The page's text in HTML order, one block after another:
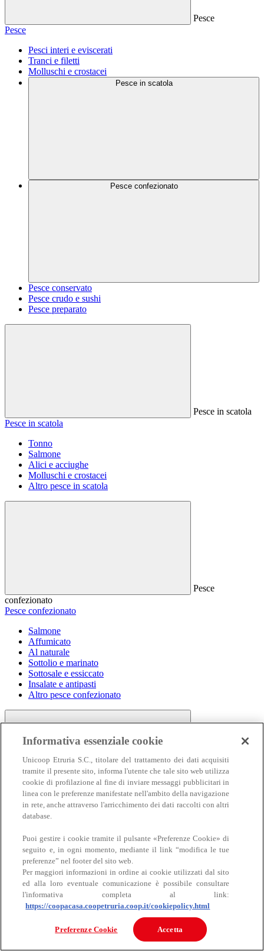
Pesce
Pesce
Pesci interi e eviscerati
Tranci e filetti
Molluschi e crostacei
Pesce in scatola
Pesce confezionato
Pesce conservato
Pesce crudo e sushi
Pesce preparato
Pesce in scatola
Pesce in scatola
Tonno
Salmone
Alici e acciughe
Molluschi e crostacei
Altro pesce in scatola
Pesce
confezionato
Pesce confezionato
Salmone
Affumicato
Al naturale
Sottolio e marinato
Sottosale e essiccato
Insalate e antipasti
Altro pesce confezionato
Carne
Carne
Bovino
Informativa essenziale cookie
Unicoop Etruria S.C., titolare del trattamento dei dati acquisiti
tramite il presente sito, informa l'utente che tale sito web utilizza
cookie di profilazione al fine di inviare messaggi pubblicitari in
linea con le preferenze manifestate nell'ambito della navigazione
in rete, anche attraverso l'arricchimento dei dati raccolti con altri
database.
Puoi gestire i cookie tramite il pulsante «Preferenze Cookie» di
seguito e, in ogni momento, mediante il link “modifica le tue
preferenze” nel footer del sito web.
Per maggiori informazioni in ordine ai cookie utilizzati dal sito
ed alla loro eventuale comunicazione è possibile consultare
l'informativa completa al link:
https://coopacasa.coopetruria.coop.it/cookiepolicy.html
Preferenze Cookie Accetta